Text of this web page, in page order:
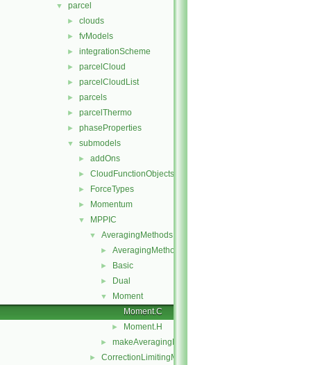
▼ parcel
► clouds
► fvModels
► integrationScheme
► parcelCloud
► parcelCloudList
► parcels
► parcelThermo
► phaseProperties
▼ submodels
► addOns
► CloudFunctionObjects
► ForceTypes
► Momentum
▼ MPPIC
▼ AveragingMethods
► AveragingMethod
► Basic
► Dual
▼
Moment
Moment.C
► Moment.H
► makeAveragingMethods.C
► CorrectionLimitingMethods